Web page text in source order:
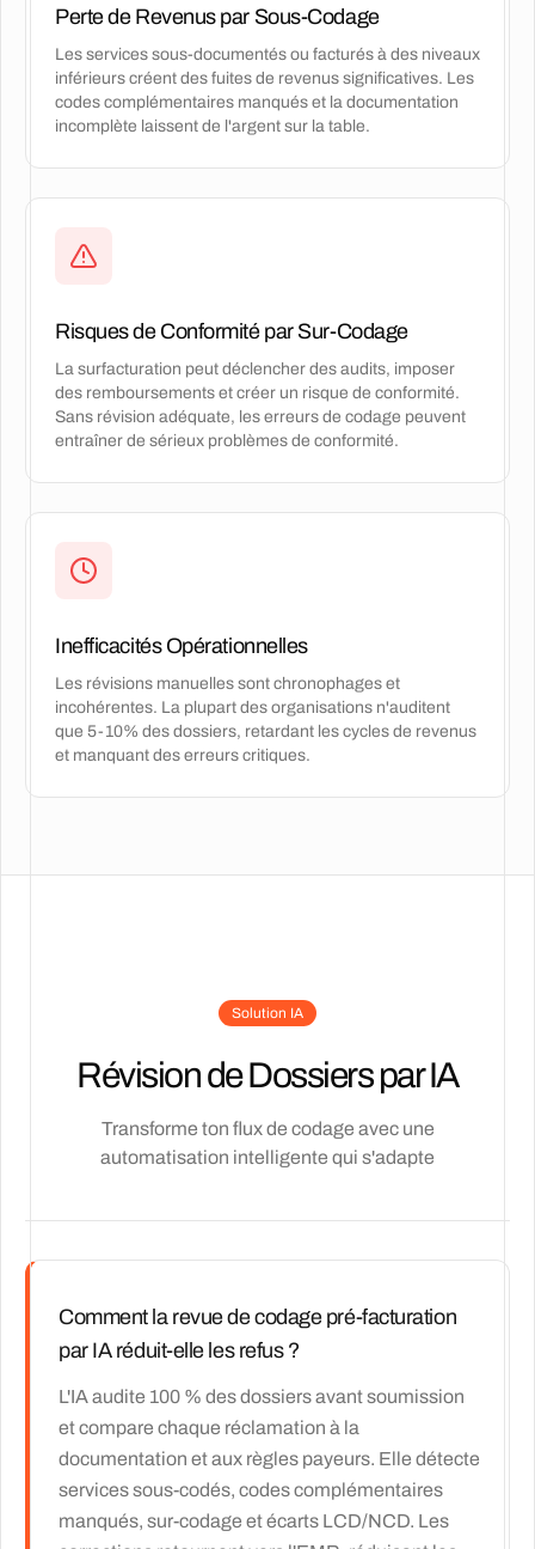
Perte de Revenus par Sous-Codage
Les services sous-documentés ou facturés à des niveaux
inférieurs créent des fuites de revenus significatives. Les
codes complémentaires manqués et la documentation
incomplète laissent de l'argent sur la table.
Risques de Conformité par Sur-Codage
La surfacturation peut déclencher des audits, imposer
des remboursements et créer un risque de conformité.
Sans révision adéquate, les erreurs de codage peuvent
entraîner de sérieux problèmes de conformité.
Inefficacités Opérationnelles
Les révisions manuelles sont chronophages et
incohérentes. La plupart des organisations n'auditent
que 5-10% des dossiers, retardant les cycles de revenus
et manquant des erreurs critiques.
Solution IA
Révision de Dossiers par IA
Transforme ton flux de codage avec une
automatisation intelligente qui s'adapte
Comment la revue de codage pré-facturation
par IA réduit-elle les refus ?
L'IA audite 100 % des dossiers avant soumission
et compare chaque réclamation à la
documentation et aux règles payeurs. Elle détecte
services sous-codés, codes complémentaires
manqués, sur-codage et écarts LCD/NCD. Les